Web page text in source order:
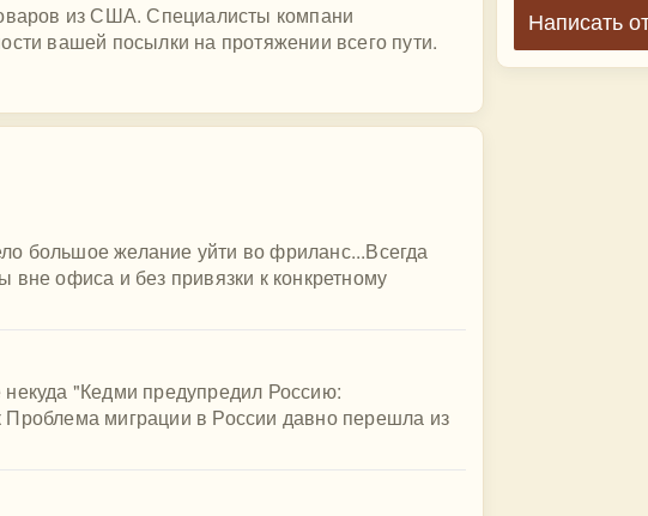
из США. Специалисты компани
вашей посылки на протяжении всего пути.
большое желание уйти во фриланс...Всегда
вне офиса и без привязки к конкретному
"Кедми предупредил Россию:
Проблема миграции в России давно перешла из
Написать